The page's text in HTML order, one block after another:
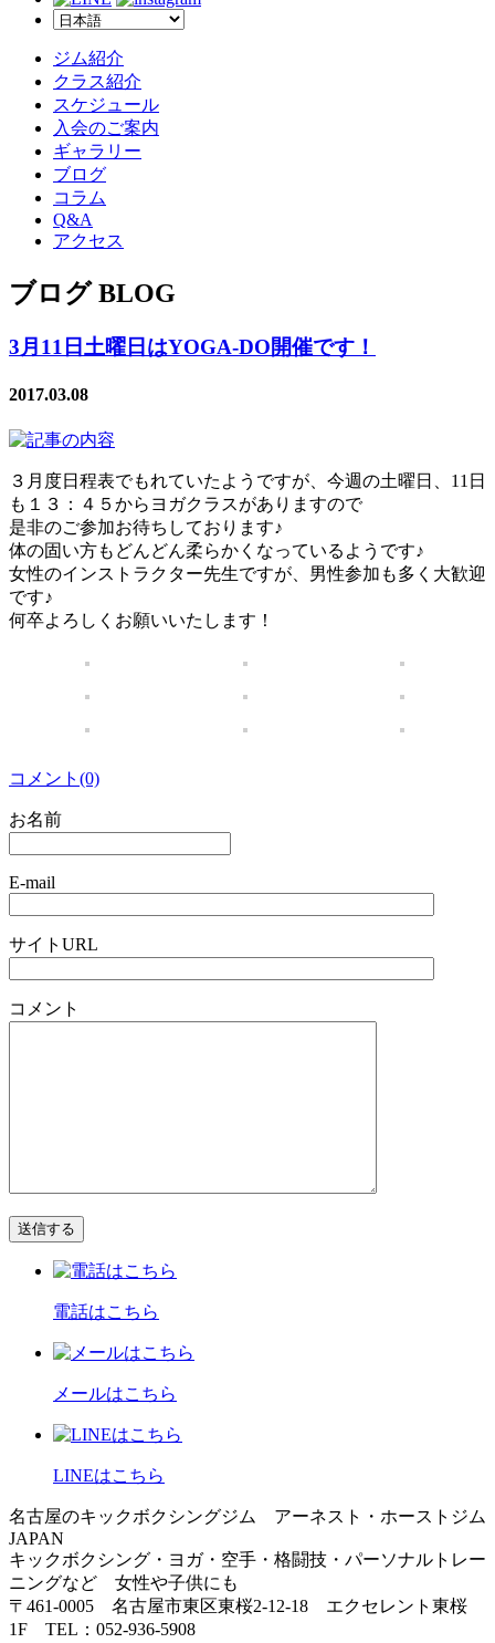
ジム紹介
クラス紹介
スケジュール
入会のご案内
ギャラリー
ブログ
コラム
Q&A
アクセス
ブログ BLOG
3月11日土曜日はYOGA-DO開催です！
2017.03.08
３月度日程表でもれていたようですが、今週の土曜日、11日
も１３：４５からヨガクラスがありますので
是非のご参加お待ちしております♪
体の固い方もどんどん柔らかくなっているようです♪
女性のインストラクター先生ですが、男性参加も多く大歓迎
です♪
何卒よろしくお願いいたします！
コメント(0)
お名前
E-mail
サイトURL
コメント
電話はこちら
メールはこちら
LINEはこちら
名古屋のキックボクシングジム アーネスト・ホーストジム
JAPAN
キックボクシング・ヨガ・空手・格闘技・パーソナルトレー
ニングなど 女性や子供にも
〒461-0005 名古屋市東区東桜2-12-18 エクセレント東桜
1F TEL：052-936-5908